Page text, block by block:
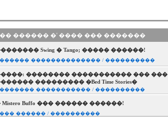
������ �' ���� ��� �������
Swing � Tango; ����� ������!
�������������� / ����������
�������� ����������� ��� ���
��������� �Bed Time Stories�
����������� / ����������
Buffo ��� ������ ������!
������ / ����������